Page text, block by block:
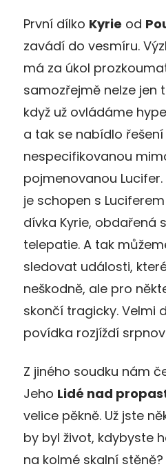
První dílko Kyrie od
zavádí do vesmíru.
má za úkol
samozřejmě nelze jen
když už ovládáme
a tak se nabídlo
nespecifikovanou
pojmenovanou
je schopen s
dívka Kyrie, obdařená
telepatie. A tak
sledovat události,
neškodně, ale pro
skončí tragicky. Velmi
povídka rozjíždí
Z jiného soudku nám
Jeho Lidé nad
velice pěkně. Už jste
by byl život, kdybyste
na kolmé skalní